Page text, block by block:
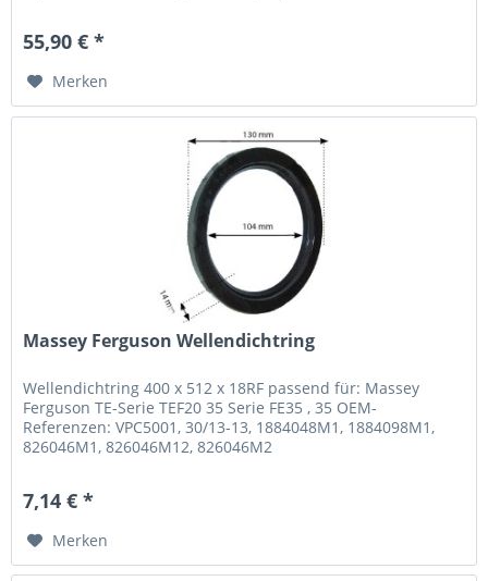
55,90 € *
Merken
Massey Ferguson Wellendichtring
Wellendichtring 400 x 512 x 18RF passend für: Massey
Ferguson TE-Serie TEF20 35 Serie FE35 , 35 OEM-
Referenzen: VPC5001, 30/13-13, 1884048M1, 1884098M1,
826046M1, 826046M12, 826046M2
7,14 € *
Merken